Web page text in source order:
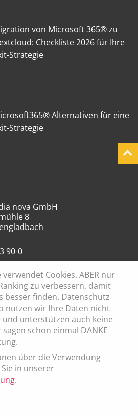
von Microsoft 365® zu
Checkliste 2026 für Ihre
Strategie
Alternativen für eine
Strategie
nova GmbH
8
90-0
17:30
Cookies. ABER nur
zu verbessern, damit
besser finden. Datenschutz
nutzen wir Ihre Daten nicht
und unterstützen auch keine
schon einmal DANKE
über die Verwendung
in unserer
.